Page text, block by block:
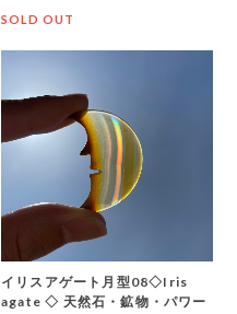
SOLD OUT
イリスアゲート月型08◇Iris
agate ◇ 天然石・鉱物・パワー